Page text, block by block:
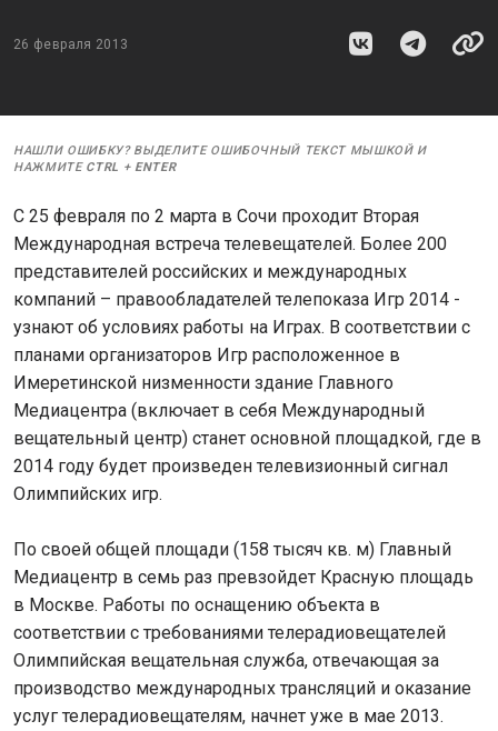
26 февраля 2013
НАШЛИ ОШИБКУ? ВЫДЕЛИТЕ ОШИБОЧНЫЙ ТЕКСТ МЫШКОЙ И
НАЖМИТЕ CTRL + ENTER
С 25 февраля по 2 марта в Сочи проходит Вторая
Международная встреча телевещателей. Более 200
представителей российских и международных
компаний – правообладателей телепоказа Игр 2014 -
узнают об условиях работы на Играх. В соответствии с
планами организаторов Игр расположенное в
Имеретинской низменности здание Главного
Медиацентра (включает в себя Международный
вещательный центр) станет основной площадкой, где в
2014 году будет произведен телевизионный сигнал
Олимпийских игр.
По своей общей площади (158 тысяч кв. м) Главный
Медиацентр в семь раз превзойдет Красную площадь
в Москве. Работы по оснащению объекта в
соответствии с требованиями телерадиовещателей
Олимпийская вещательная служба, отвечающая за
производство международных трансляций и оказание
услуг телерадиовещателям, начнет уже в мае 2013.